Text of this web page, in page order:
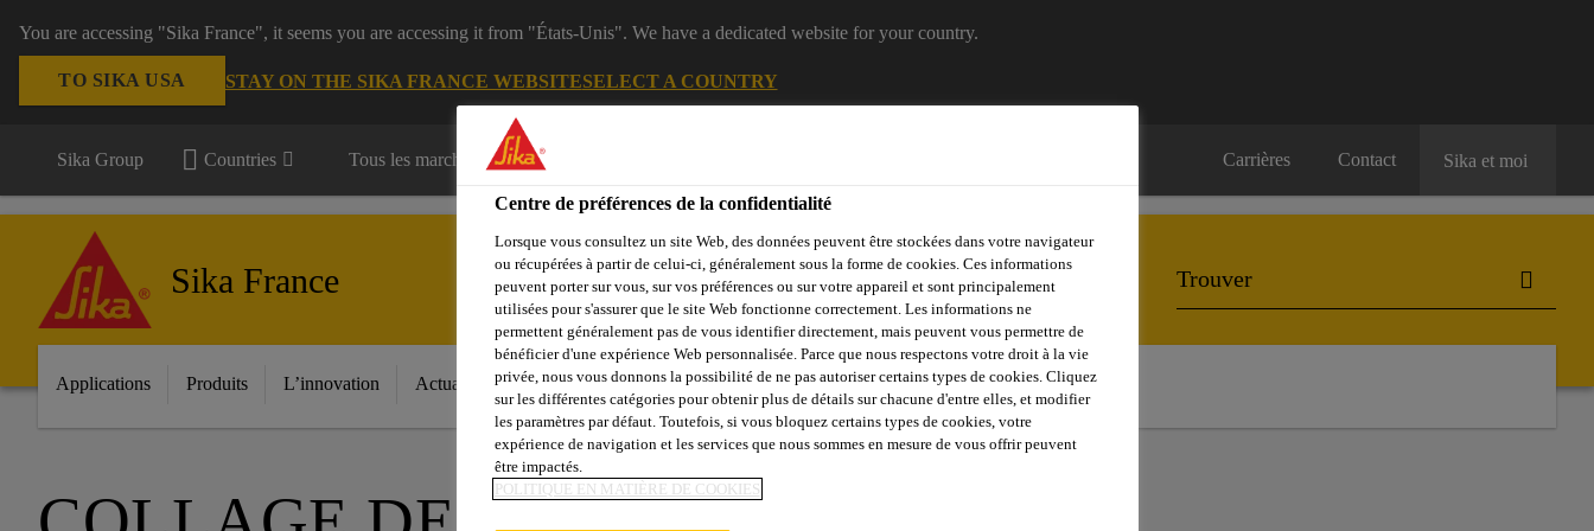
You are accessing "Sika France", it seems you are accessing it from "États-Unis". We have a dedicated website for your country.
TO SIKA USA STAY ON THE SIKA FRANCE WEBSITESELECT A COUNTRY
Sika Group Countries Tous les marchés Carrières Contact Sika et moi
Sika France
Applications Produits L’innovation Actualités Evénements A propos de Sika Sika Academy
Centre de préférences de la confidentialité
Lorsque vous consultez un site Web, des données peuvent être stockées dans votre navigateur
ou récupérées à partir de celui-ci, généralement sous la forme de cookies. Ces informations
peuvent porter sur vous, sur vos préférences ou sur votre appareil et sont principalement
utilisées pour s'assurer que le site Web fonctionne correctement. Les informations ne
permettent généralement pas de vous identifier directement, mais peuvent vous permettre de
bénéficier d'une expérience Web personnalisée. Parce que nous respectons votre droit à la vie
privée, nous vous donnons la possibilité de ne pas autoriser certains types de cookies. Cliquez
sur les différentes catégories pour obtenir plus de détails sur chacune d'entre elles, et modifier
les paramètres par défaut. Toutefois, si vous bloquez certains types de cookies, votre
expérience de navigation et les services que nous sommes en mesure de vous offrir peuvent
être impactés.
POLITIQUE EN MATIÈRE DE COOKIES